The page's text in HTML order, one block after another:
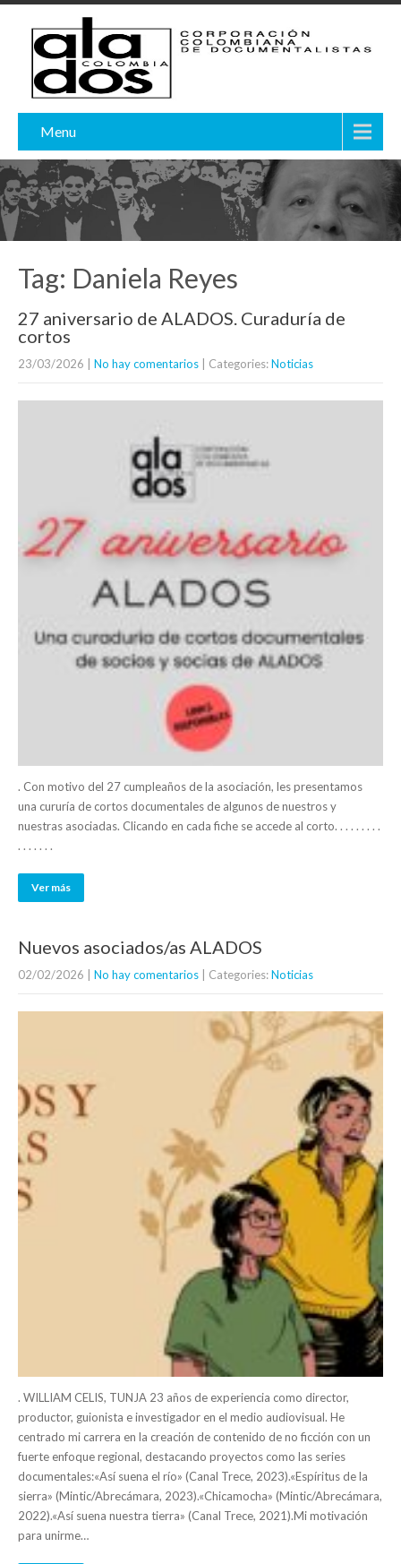
Menu
Tag: Daniela Reyes
27 aniversario de ALADOS. Curaduría de
cortos
23/03/2026 | No hay comentarios | Categories:Noticias
. Con motivo del 27 cumpleaños de la asociación, les presentamos
una cururía de cortos documentales de algunos de nuestros y
nuestras asociadas. Clicando en cada fiche se accede al corto. . . . . . . . .
. . . . . . .
Ver más
Nuevos asociados/as ALADOS
02/02/2026 | No hay comentarios | Categories:Noticias
. WILLIAM CELIS, TUNJA 23 años de experiencia como director,
productor, guionista e investigador en el medio audiovisual. He
centrado mi carrera en la creación de contenido de no ficción con un
fuerte enfoque regional, destacando proyectos como las series
documentales:«Así suena el río» (Canal Trece, 2023).«Espíritus de la
sierra» (Mintic/Abrecámara, 2023).«Chicamocha» (Mintic/Abrecámara,
2022).«Así suena nuestra tierra» (Canal Trece, 2021).Mi motivación
para unirme…